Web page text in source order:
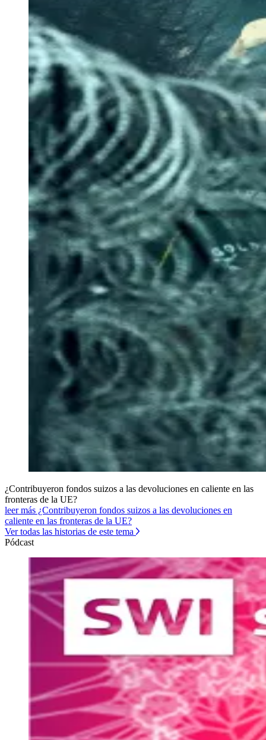
¿Contribuyeron fondos suizos a las devoluciones en caliente en las
fronteras de la UE?
leer más ¿Contribuyeron fondos suizos a las devoluciones en
caliente en las fronteras de la UE?
Ver todas las historias de este tema
Pódcast